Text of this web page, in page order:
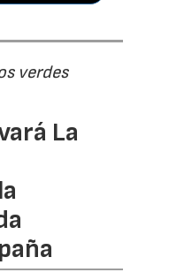
verdes
La